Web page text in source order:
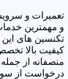
تعمیرات و
و مهمترین
تکنسین های
کیفیت بالا
منصفانه از
درخواست از